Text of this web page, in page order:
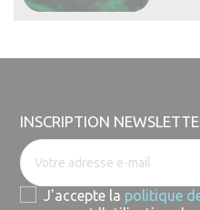
INSCRIPTION
J'accepte la politique